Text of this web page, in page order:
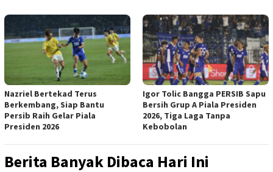
Nazriel Bertekad Terus
Berkembang, Siap Bantu
Persib Raih Gelar Piala
Presiden 2026
Igor Tolic Bangga PERSIB Sapu
Bersih Grup A Piala Presiden
2026, Tiga Laga Tanpa
Kebobolan
Berita Banyak Dibaca Hari Ini